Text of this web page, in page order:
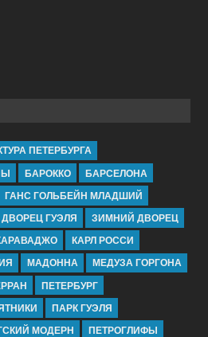
ПЕТЕРБУРГА
БАРОККО
БАРСЕЛОНА
ГАНС ГОЛЬБЕЙН МЛАДШИЙ
ДВОРЕЦ ГУЭЛЯ
ЗИМНИЙ ДВОРЕЦ
КАРЛ РОССИ
МАДОННА
МЕДУЗА ГОРГОНА
ПЕТЕРБУРГ
ПАРК ГУЭЛЯ
МОДЕРН ПЕТРОГЛИФЫ